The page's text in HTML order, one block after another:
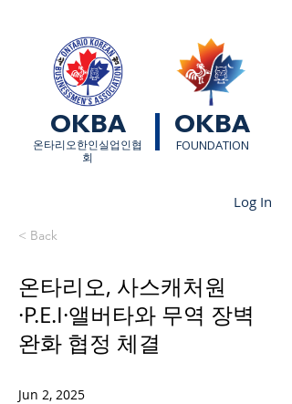
OKBA OKBA
​온타리오한인실업인협
회
FOUNDATION
Log In
< Back
온타리오, 사스캐처원
·P.E.I·앨버타와 무역 장벽
완화 협정 체결
Jun 2, 2025